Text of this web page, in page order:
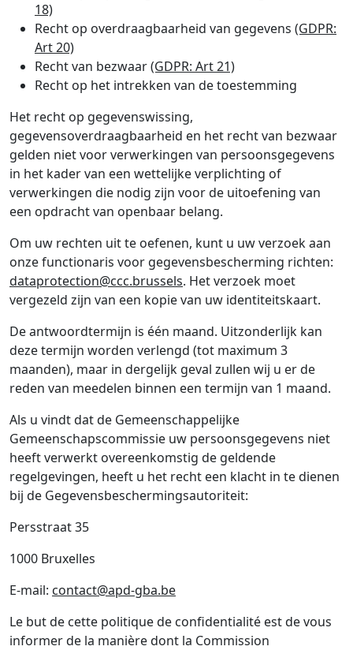
18)
Recht op overdraagbaarheid van gegevens (GDPR:
Art 20)
Recht van bezwaar(GDPR: Art 21)
Recht op het intrekken van de toestemming
Het recht op gegevenswissing,
gegevensoverdraagbaarheid en het recht van bezwaar
gelden niet voor verwerkingen van persoonsgegevens
in het kader van een wettelijke verplichting of
verwerkingen die nodig zijn voor de uitoefening van
een opdracht van openbaar belang.
Om uw rechten uit te oefenen, kunt u uw verzoek aan
onze functionaris voor gegevensbescherming richten:
dataprotection@ccc.brussels. Het verzoek moet
vergezeld zijn van een kopie van uw identiteitskaart.
De antwoordtermijn is één maand. Uitzonderlijk kan
deze termijn worden verlengd (tot maximum 3
maanden), maar in dergelijk geval zullen wij u er de
reden van meedelen binnen een termijn van 1 maand.
Als u vindt dat de Gemeenschappelijke
Gemeenschapscommissie uw persoonsgegevens niet
heeft verwerkt overeenkomstig de geldende
regelgevingen, heeft u het recht een klacht in te dienen
bij de Gegevensbeschermingsautoriteit:
Persstraat 35
1000 Bruxelles
E-mail: contact@apd-gba.be
Le but de cette politique de confidentialité est de vous
informer de la manière dont la Commission